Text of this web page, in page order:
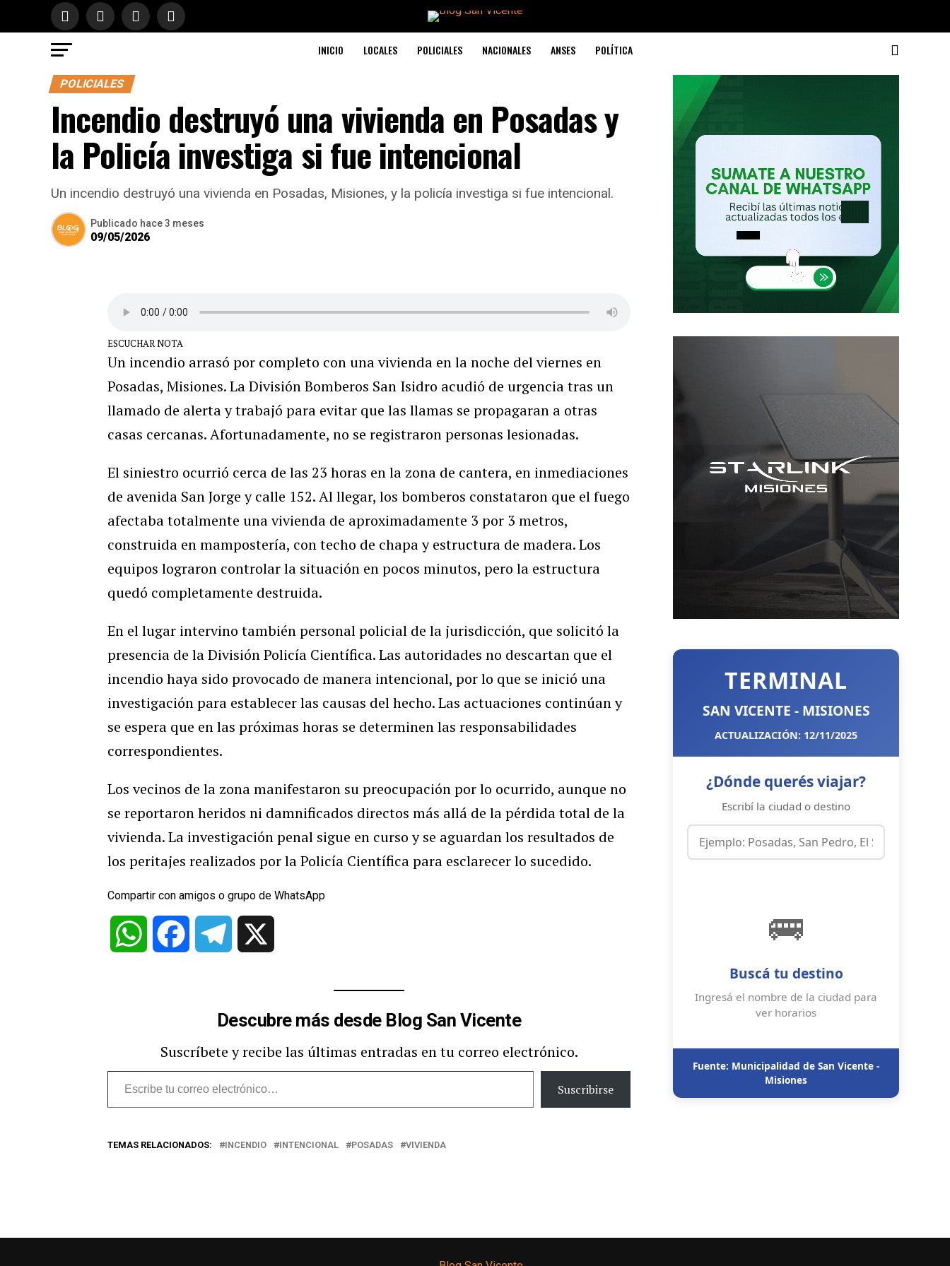
INICIO LOCALES POLICIALES NACIONALES ANSES POLÍTICA
POLICIALES
Incendio destruyó una vivienda en Posadas y
la Policía investiga si fue intencional
Un incendio destruyó una vivienda en Posadas, Misiones, y la policía investiga si fue intencional.
Publicado hace 3 meses
09/05/2026
ESCUCHAR NOTA
Un incendio arrasó por completo con una vivienda en la noche del viernes en
Posadas, Misiones. La División Bomberos San Isidro acudió de urgencia tras un
llamado de alerta y trabajó para evitar que las llamas se propagaran a otras
casas cercanas. Afortunadamente, no se registraron personas lesionadas.
El siniestro ocurrió cerca de las 23 horas en la zona de cantera, en inmediaciones
de avenida San Jorge y calle 152. Al llegar, los bomberos constataron que el fuego
afectaba totalmente una vivienda de aproximadamente 3 por 3 metros,
construida en mampostería, con techo de chapa y estructura de madera. Los
equipos lograron controlar la situación en pocos minutos, pero la estructura
quedó completamente destruida.
En el lugar intervino también personal policial de la jurisdicción, que solicitó la
presencia de la División Policía Científica. Las autoridades no descartan que el
incendio haya sido provocado de manera intencional, por lo que se inició una
investigación para establecer las causas del hecho. Las actuaciones continúan y
se espera que en las próximas horas se determinen las responsabilidades
correspondientes.
Los vecinos de la zona manifestaron su preocupación por lo ocurrido, aunque no
se reportaron heridos ni damnificados directos más allá de la pérdida total de la
vivienda. La investigación penal sigue en curso y se aguardan los resultados de
los peritajes realizados por la Policía Científica para esclarecer lo sucedido.
Compartir con amigos o grupo de WhatsApp
WhatsApp Facebook Telegram
Descubre más desde Blog San Vicente
Suscríbete y recibe las últimas entradas en tu correo electrónico.
Escribe
tu
electrónico…
Suscribirse
TEMAS RELACIONADOS: INCENDIO INTENCIONAL POSADAS VIVIENDA
TERMINAL
SAN VICENTE - MISIONES
ACTUALIZACIÓN: 12/11/2025
¿Dónde querés viajar?
Escribí la ciudad o destino
🚌
Buscá tu destino
Ingresá el nombre de la ciudad para
ver horarios
Fuente: Municipalidad de San Vicente -
Misiones